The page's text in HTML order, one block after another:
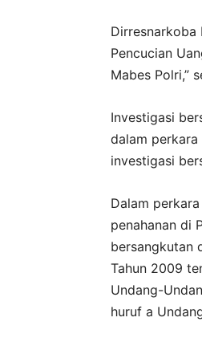
Dirresnarkoba
Pencucian
Mabes Polri,”
Investigasi
dalam perkara
investigasi
Dalam
penahanan di
bersangkutan
Tahun 2009
Undang-
huruf a